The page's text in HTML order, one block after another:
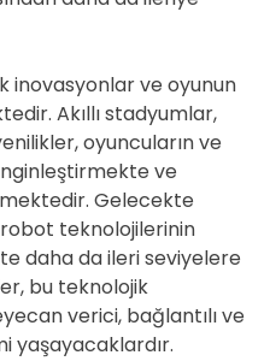
inovasyonlar ve oyunun
Akıllı stadyumlar,
oyuncuların ve
ve
Gelecekte
teknolojilerinin
daha da ileri seviyelere
bu teknolojik
verici, bağlantılı ve
yaşayacaklardır.